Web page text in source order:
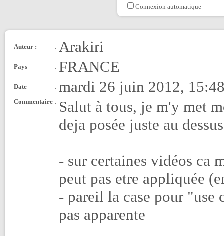
Connexion automatique
Auteur : : Arakiri
Pays : FRANCE
Date : mardi 26 juin 2012,
Commentaire : Salut à tous, je m'y met
deja posée juste au
- sur certaines vidéos ca
peut pas etre appliquée
- pareil la case pour "use
pas apparente